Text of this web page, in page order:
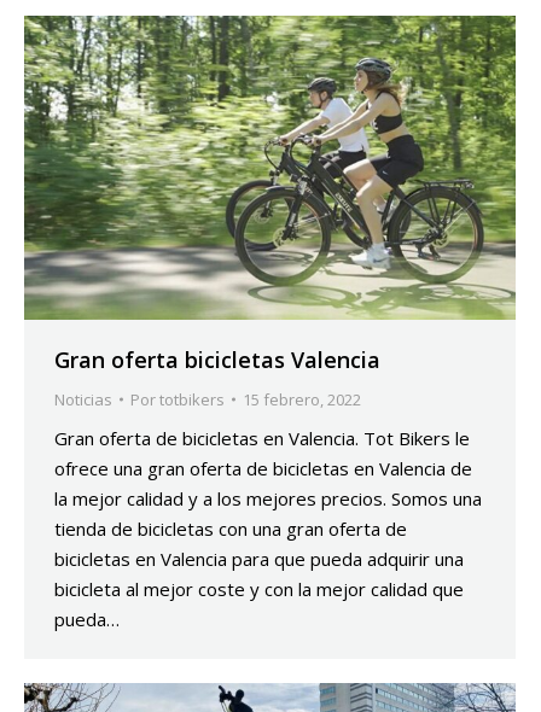
Gran oferta bicicletas Valencia
Noticias Portotbikers 15 febrero, 2022
Gran oferta de bicicletas en Valencia. Tot Bikers le
ofrece una gran oferta de bicicletas en Valencia de
la mejor calidad y a los mejores precios. Somos una
tienda de bicicletas con una gran oferta de
bicicletas en Valencia para que pueda adquirir una
bicicleta al mejor coste y con la mejor calidad que
pueda…